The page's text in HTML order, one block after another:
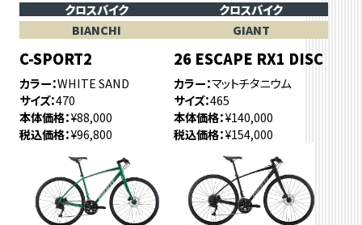
クロスバイク
BIANCHI
C-SPORT2
カラー WHITE SAND
サイズ 470
本体価格 ¥88,000
税込価格 ¥96,800
クロスバイク
GIANT
26 ESCAPE RX1 DISC
カラー マットチタニウム
サイズ 465
本体価格 ¥140,000
税込価格 ¥154,000